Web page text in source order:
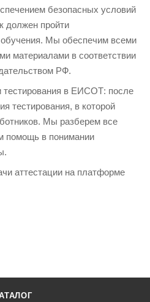
безопасных условий
должен пройти
Мы обеспечим всеми
материалами в соответствии
РФ.
в ЕИСОТ: после
тестирования, в которой
Мы разберем все
помощь в понимании
аттестации на платформе